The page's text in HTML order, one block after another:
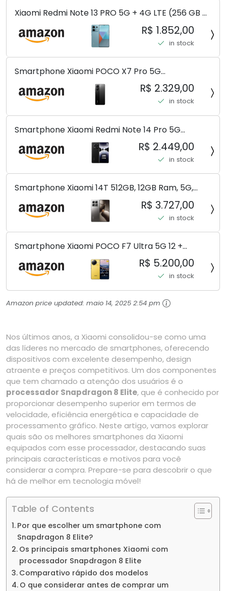
Xiaomi Redmi Note 13 PRO 5G + 4G LTE (256 GB +
8 GB) 200 MP Triplo (Mobile Mint Tello e) +
(Pacote de carregador duplo de carro rápido)
(Ocean Teal (ROM))
R$ 1.852,00
in stock
Smartphone Xiaomi POCO X7 Pro 5G
8+256GB/12+256GB/12+512GB
R$ 2.329,00
in stock
Smartphone Xiaomi Redmi Note 14 Pro 5G
Midnight Black (Preto) 12GB RAM 512GB ROM NFC
[ 24090RA29G ]
R$ 2.449,00
in stock
Smartphone Xiaomi 14T 512GB, 12GB Ram, 5G,
Leica, Cinza - no Brasil
R$ 3.727,00
in stock
Smartphone Xiaomi POCO F7 Ultra 5G 12 +
256GB/16+512GB Processador Snapdragon 8 Elite
Top de Linha Chip VisionBoost D7 para Jogos
Pesados Tela Flow AMOLED 2K...
R$ 5.200,00
in stock
Amazon price updated: maio 14, 2025 2:54 pm
Nos últimos anos, a Xiaomi consolidou-se como uma
das líderes no mercado de smartphones, oferecendo
dispositivos com excelente desempenho, design
atraente e preços competitivos. Um dos componentes
que tem chamado a atenção dos usuários é o
processador Snapdragon 8 Elite, que é conhecido por
proporcionar desempenho superior em termos de
velocidade, eficiência energética e capacidade de
processamento gráfico. Neste artigo, vamos explorar
quais são os melhores smartphones da Xiaomi
equipados com esse processador, destacando suas
principais características e motivos para você
considerar a compra. Prepare-se para descobrir o que
há de melhor em tecnologia móvel!
Table of Contents
Por que escolher um smartphone com
Snapdragon 8 Elite?
Os principais smartphones Xiaomi com
processador Snapdragon 8 Elite
Comparativo rápido dos modelos
O que considerar antes de comprar um